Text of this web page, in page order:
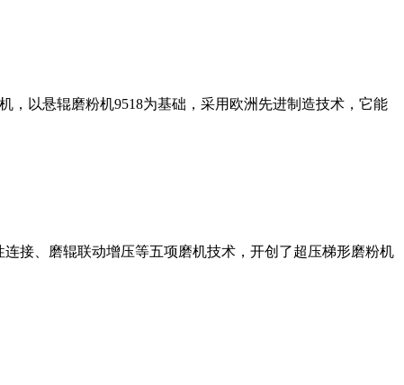
以悬辊磨粉机9518为基础，采用欧洲先进制造技术，它能
接、磨辊联动增压等五项磨机技术，开创了超压梯形磨粉机